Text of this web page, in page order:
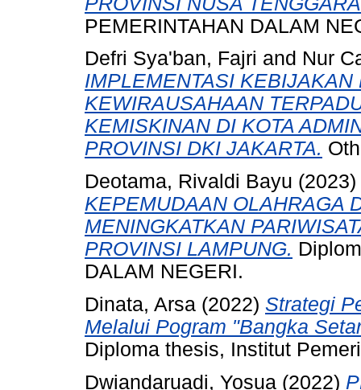
PEMERINTAHAN DALAM
Defri Sya'ban, Fajri and Nur
IMPLEMENTASI
KEWIRAUSAHAAN
KEMISKINAN DI KOTA
PROVINSI DKI JAKARTA.
Deotama, Rivaldi Bayu (2023)
KEPEMUDAAN OLAHRAGA
MENINGKATKAN
PROVINSI LAMPUNG.
DALAM NEGERI.
Dinata, Arsa (2022) Strategi
Melalui Pogram "Bangka
Diploma thesis, Institut
Dwiandaruadi, Yosua (2022)